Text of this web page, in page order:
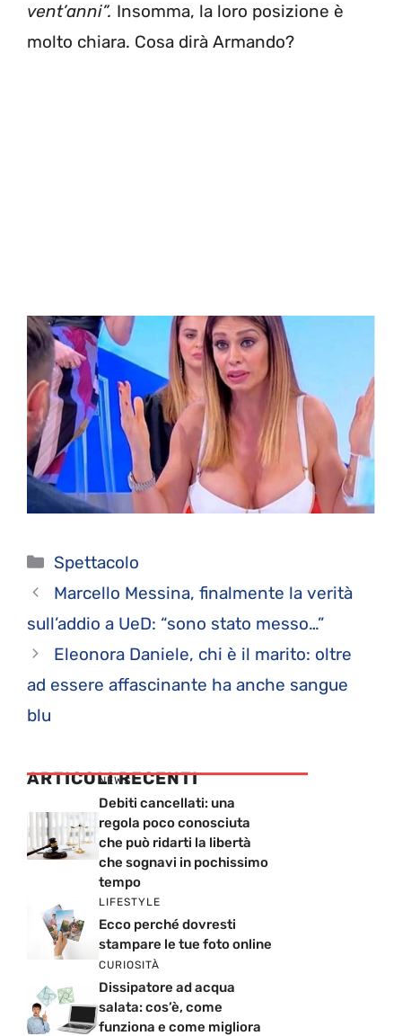
vent’anni”. Insomma, la loro posizione è
molto chiara. Cosa dirà Armando?
Categorie
Spettacolo
Marcello Messina, finalmente la verità
sull’addio a UeD: “sono stato messo…”
Eleonora Daniele, chi è il marito: oltre
ad essere affascinante ha anche sangue
blu
ARTICOLI RECENTI
NEWS
Debiti cancellati: una
regola poco conosciuta
che può ridarti la libertà
che sognavi in pochissimo
tempo
LIFESTYLE
Ecco perché dovresti
stampare le tue foto online
CURIOSITÀ
Dissipatore ad acqua
salata: cos’è, come
funziona e come migliora